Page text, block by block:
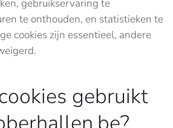
gebruikservaring te
te onthouden, en statistieken te
cookies zijn essentieel, andere
gebruikt